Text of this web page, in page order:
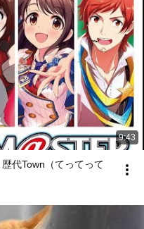
9:43
代Town（てってって